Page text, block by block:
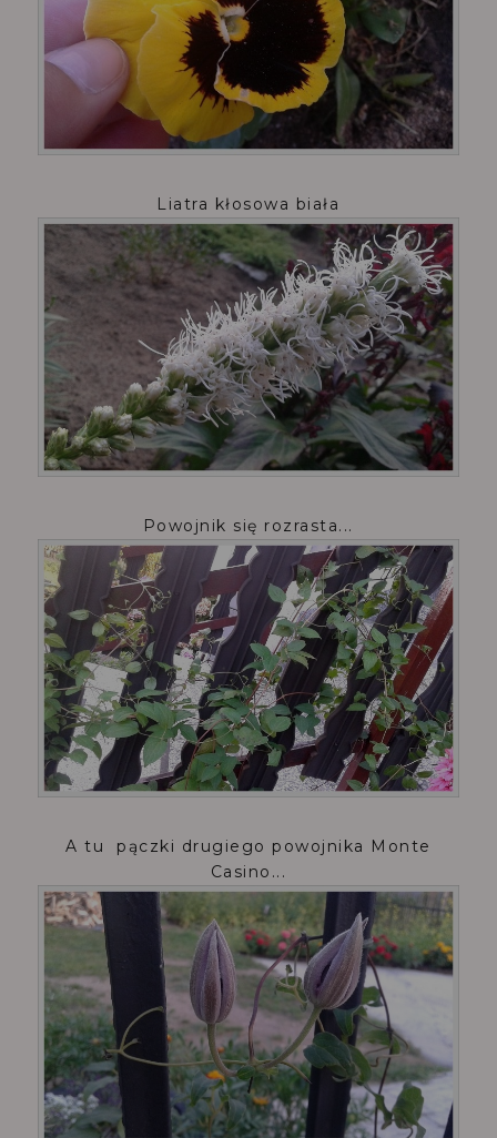
Liatra kłosowa biała
Powojnik się rozrasta...
A tu pączki drugiego powojnika Monte
Casino...